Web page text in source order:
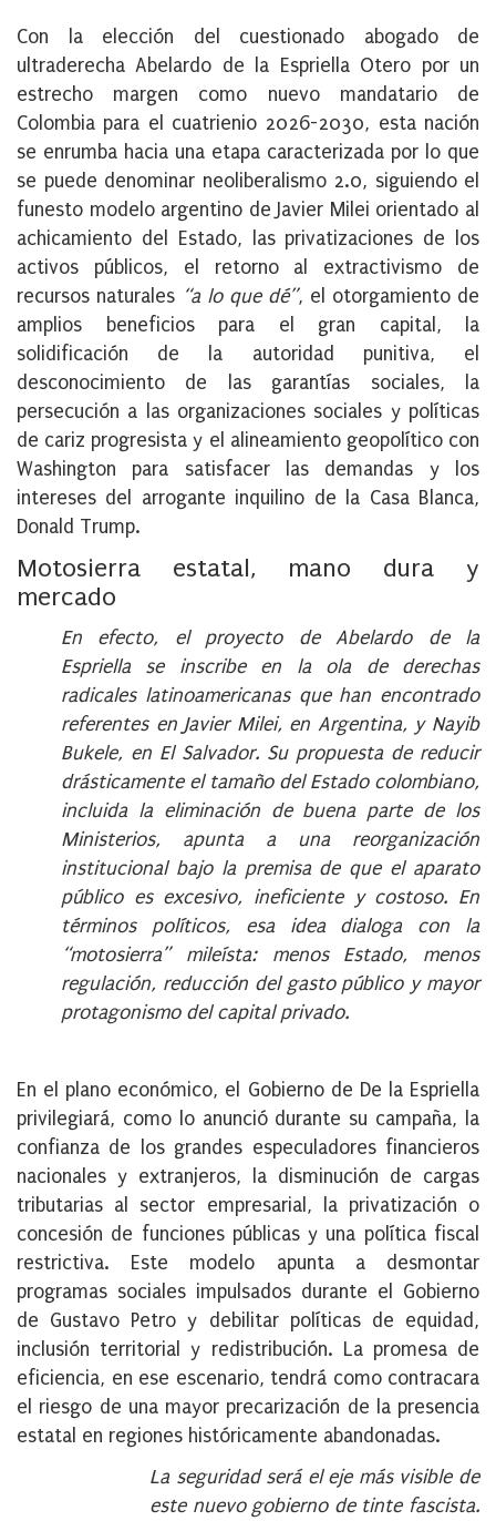
Con la elección del cuestionado abogado de
ultraderecha Abelardo de la Espriella Otero por un
estrecho margen como nuevo mandatario de
Colombia para el cuatrienio 2026-2030, esta nación
se enrumba hacia una etapa caracterizada por lo que
se puede denominar neoliberalismo 2.0, siguiendo el
funesto modelo argentino de Javier Milei orientado al
achicamiento del Estado, las privatizaciones de los
activos públicos, el retorno al extractivismo de
recursos naturales “a lo que dé”, el otorgamiento de
amplios beneficios para el gran capital, la
solidificación de la autoridad punitiva, el
desconocimiento de las garantías sociales, la
persecución a las organizaciones sociales y políticas
de cariz progresista y el alineamiento geopolítico con
Washington para satisfacer las demandas y los
intereses del arrogante inquilino de la Casa Blanca,
Donald Trump.
Motosierra estatal, mano dura y
mercado
En efecto, el proyecto de Abelardo de la
Espriella se inscribe en la ola de derechas
radicales latinoamericanas que han encontrado
referentes en Javier Milei, en Argentina, y Nayib
Bukele, en El Salvador. Su propuesta de reducir
drásticamente el tamaño del Estado colombiano,
incluida la eliminación de buena parte de los
Ministerios, apunta a una reorganización
institucional bajo la premisa de que el aparato
público es excesivo, ineficiente y costoso. En
términos políticos, esa idea dialoga con la
“motosierra” mileísta: menos Estado, menos
regulación, reducción del gasto público y mayor
protagonismo del capital privado.
En el plano económico, el Gobierno de De la Espriella
privilegiará, como lo anunció durante su campaña, la
confianza de los grandes especuladores financieros
nacionales y extranjeros, la disminución de cargas
tributarias al sector empresarial, la privatización o
concesión de funciones públicas y una política fiscal
restrictiva. Este modelo apunta a desmontar
programas sociales impulsados durante el Gobierno
de Gustavo Petro y debilitar políticas de equidad,
inclusión territorial y redistribución. La promesa de
eficiencia, en ese escenario, tendrá como contracara
el riesgo de una mayor precarización de la presencia
estatal en regiones históricamente abandonadas.
La seguridad será el eje más visible de
este nuevo gobierno de tinte fascista.